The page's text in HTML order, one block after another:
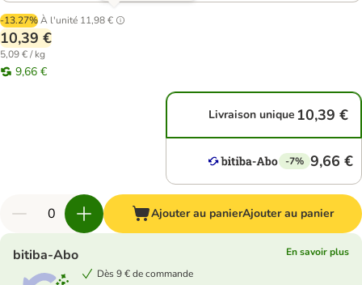
-13.27%À l'unité 11,98 €
10,39 €
5,09 € / kg
9,66 €
Livraison unique 10,39 €
-7% 9,66 €
Ajouter au panierAjouter au panier
bitiba-Abo
En savoir plus
Dès 9 € de commande